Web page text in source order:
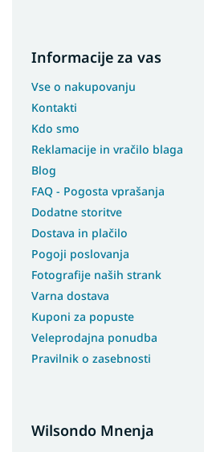
Informacije za vas
Vse o nakupovanju
Kontakti
Kdo smo
Reklamacije in vračilo blaga
Blog
FAQ - Pogosta vprašanja
Dodatne storitve
Dostava in plačilo
Pogoji poslovanja
Fotografije naših strank
Varna dostava
Kuponi za popuste
Veleprodajna ponudba
Pravilnik o zasebnosti
Wilsondo Mnenja